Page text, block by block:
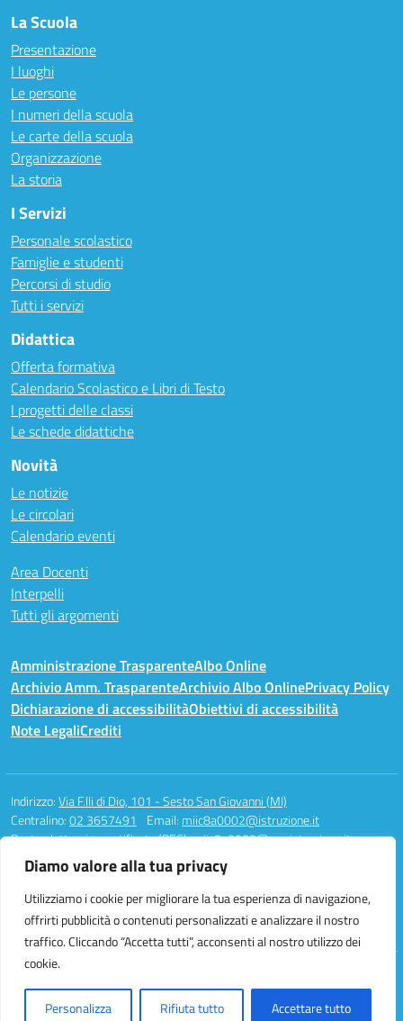
Diamo valore alla tua privacy
Utilizziamo i cookie per migliorare la tua esperienza di navigazione,
offrirti pubblicità o contenuti personalizzati e analizzare il nostro
traffico. Cliccando “Accetta tutti”, acconsenti al nostro utilizzo dei
cookie.
Personalizza Rifiuta tutto Accettare tutto
La Scuola
Presentazione
I luoghi
Le persone
I numeri della scuola
Le carte della scuola
Organizzazione
La storia
I Servizi
Personale scolastico
Famiglie e studenti
Percorsi di studio
Tutti i servizi
Didattica
Offerta formativa
Calendario Scolastico e Libri di Testo
I progetti delle classi
Le schede didattiche
Novità
Le notizie
Le circolari
Calendario eventi
Area Docenti
Interpelli
Tutti gli argomenti
Amministrazione TrasparenteAlbo Online
Archivio Amm. TrasparenteArchivio Albo OnlinePrivacy Policy
Dichiarazione di accessibilitàObiettivi di accessibilità
Note LegaliCrediti
Indirizzo:Via F.lli di Dio, 101 - Sesto San Giovanni (MI)
Centralino:02 3657491 Email: miic8a0002@istruzione.it
Posta elettronica certificata (PEC):miic8a0002@pec.istruzione.it
Codice fiscale: 94581340158
Codice meccanografico:
MIIC8A0002
Codice unico di fatturazione (CUF): UFAUH0